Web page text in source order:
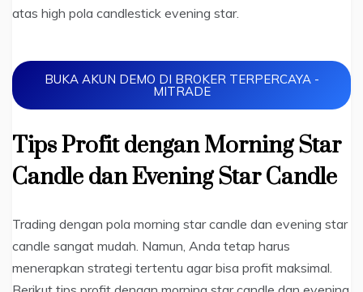
atas high pola candlestick evening star.
BUKA AKUN DEMO DI BROKER TERPERCAYA -
MITRADE
Tips Profit dengan Morning Star
Candle dan Evening Star Candle
Trading dengan pola morning star candle dan evening star
candle sangat mudah. Namun, Anda tetap harus
menerapkan strategi tertentu agar bisa profit maksimal.